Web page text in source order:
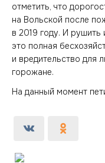
отметить, что
на Вольской после
в 2019 году. И рушить
это полная
и вредительство для
горожане.
На данный момент